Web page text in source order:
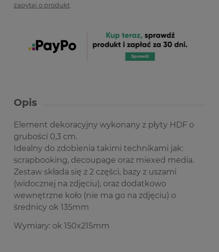
zapytaj o produkt
Opis
Element dekoracyjny wykonany z płyty HDF o
grubości 0,3 cm.
Idealny do zdobienia takimi technikami jak:
scrapbooking, decoupage oraz miexed media.
Zestaw składa się z 2 części, bazy z uszami
(widocznej na zdjęciu), oraz dodatkowo
wewnętrzne koło (nie ma go na zdjęciu) o
średnicy ok 135mm
Wymiary: ok 150x215mm